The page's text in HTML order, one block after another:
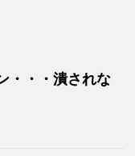
・・・潰されな